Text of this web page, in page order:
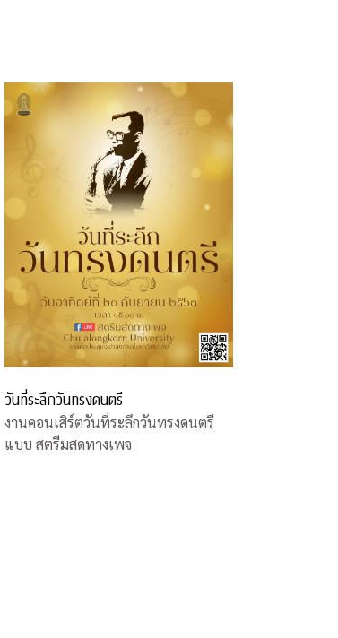
วันที่ระลึกวันทรงดนตรี
งานคอนเสิร์ตวันที่ระลึกวันทรงดนตรี
แบบ สตรีมสดทางเพจ